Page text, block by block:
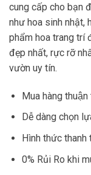
cung cấp cho bạn
như hoa sinh nhật,
phẩm hoa trang trí
đẹp nhất, rực rỡ
vườn uy tín.
Mua hàng
Dễ dàng chọn
Hình thức thanh
0% Rủi Ro khi